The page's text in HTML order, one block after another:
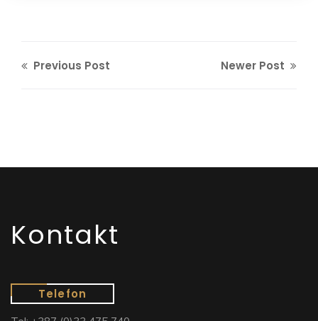
Previous Post Newer Post
Kontakt
Telefon